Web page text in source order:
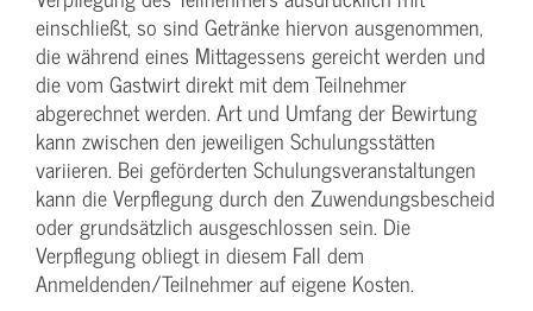
einschließt, so sind Getränke hiervon ausgenommen,
die während eines Mittagessens gereicht werden und
die vom Gastwirt direkt mit dem Teilnehmer
abgerechnet werden. Art und Umfang der Bewirtung
kann zwischen den jeweiligen Schulungsstätten
variieren. Bei geförderten Schulungs­veranstaltungen
kann die Verpflegung durch den Zuwendungs­bescheid
oder grundsätzlich ausgeschlossen sein. Die
Verpflegung obliegt in diesem Fall dem
Anmeldenden/­Teilnehmer auf eigene Kosten.